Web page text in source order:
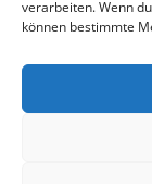
verarbeiten. Wenn
können bestimmte